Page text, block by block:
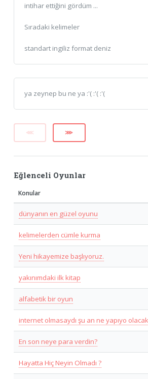
intihar ettiğini gördüm ...
Sıradaki kelimeler
standart ingiliz format deniz
ya zeynep bu ne ya :'( :'( :'(
⋘ ⋙
Eğlenceli Oyunlar
Konular
dünyanın en güzel oyunu
kelimelerden cümle kurma
Yeni hikayemize başlıyoruz.
yakınımdaki ilk kitap
alfabetik bir oyun
internet olmasaydı şu an ne yapıyo
En son neye para verdin?
Hayatta Hiç Neyin Olmadı ?